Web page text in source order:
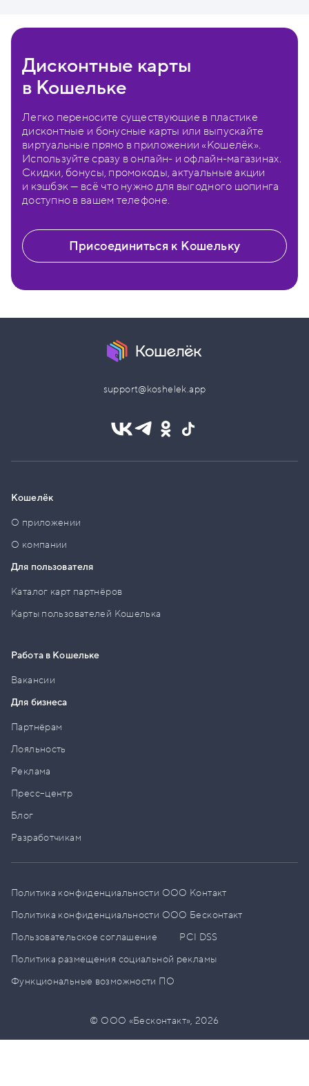
Дисконтные карты
в Кошельке
Легко переносите существующие в пластике
дисконтные и бонусные карты или выпускайте
виртуальные прямо в приложении «Кошелёк».
Используйте сразу в онлайн- и офлайн-магазинах.
Скидки, бонусы, промокоды, актуальные акции
и кэшбэк — всё что нужно для выгодного шопинга
доступно в вашем телефоне.
Присоединиться к Кошельку
support@koshelek.app
Кошелёк
О приложении
О компании
Для пользователя
Каталог карт партнёров
Карты пользователей Кошелька
Работа в Кошельке
Вакансии
Для бизнеса
Партнёрам
Лояльность
Реклама
Пресс–центр
Блог
Разработчикам
Политика конфиденциальности ООО Контакт
Политика конфиденциальности ООО Бесконтакт
Пользовательское соглашение
PCI DSS
Политика размещения социальной рекламы
Функциональные возможности ПО
© ООО «Бесконтакт»,2026